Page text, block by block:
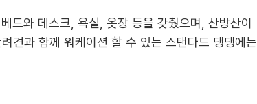
드와 데스크, 욕실, 옷장 등을 갖췄으며, 산방산이
견과 함께 워케이션 할 수 있는 스탠다드 댕댕에는